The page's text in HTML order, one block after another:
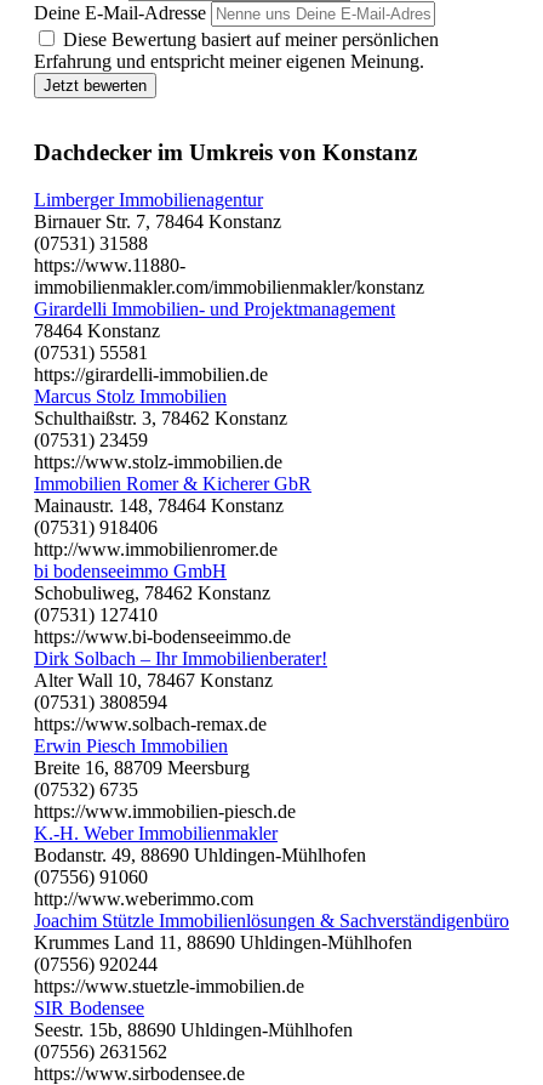
Deine E-Mail-Adresse
Diese Bewertung basiert auf meiner persönlichen
Erfahrung und entspricht meiner eigenen Meinung.
Jetzt bewerten
Dachdecker im Umkreis von Konstanz
Limberger Immobilienagentur
Birnauer Str. 7, 78464 Konstanz
(07531) 31588
https://www.11880-
immobilienmakler.com/immobilienmakler/konstanz
Girardelli Immobilien- und Projektmanagement
78464 Konstanz
(07531) 55581
https://girardelli-immobilien.de
Marcus Stolz Immobilien
Schulthaißstr. 3, 78462 Konstanz
(07531) 23459
https://www.stolz-immobilien.de
Immobilien Romer & Kicherer GbR
Mainaustr. 148, 78464 Konstanz
(07531) 918406
http://www.immobilienromer.de
bi bodenseeimmo GmbH
Schobuliweg, 78462 Konstanz
(07531) 127410
https://www.bi-bodenseeimmo.de
Dirk Solbach – Ihr Immobilienberater!
Alter Wall 10, 78467 Konstanz
(07531) 3808594
https://www.solbach-remax.de
Erwin Piesch Immobilien
Breite 16, 88709 Meersburg
(07532) 6735
https://www.immobilien-piesch.de
K.-H. Weber Immobilienmakler
Bodanstr. 49, 88690 Uhldingen-Mühlhofen
(07556) 91060
http://www.weberimmo.com
Joachim Stützle Immobilienlösungen & Sachverständigenbüro
Krummes Land 11, 88690 Uhldingen-Mühlhofen
(07556) 920244
https://www.stuetzle-immobilien.de
SIR Bodensee
Seestr. 15b, 88690 Uhldingen-Mühlhofen
(07556) 2631562
https://www.sirbodensee.de